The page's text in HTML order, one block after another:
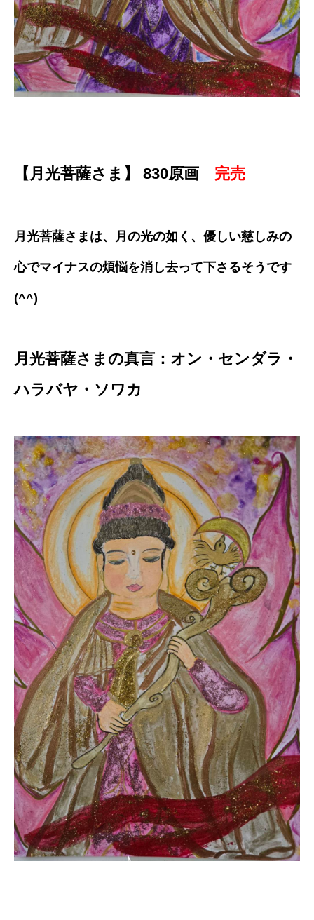
【月光菩薩さま】 830原画 完売
月光菩薩さまは、月の光の如く、優しい慈しみの
心でマイナスの煩悩を消し去って下さるそうです
(^^)
月光菩薩さまの真言：オン・センダラ・
ハラバヤ・ソワカ